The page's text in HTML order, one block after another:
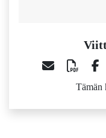
Tämän